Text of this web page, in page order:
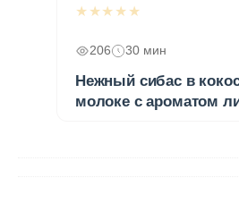
★★★★★
206 30 мин
Нежный сибас в
молоке с ароматом